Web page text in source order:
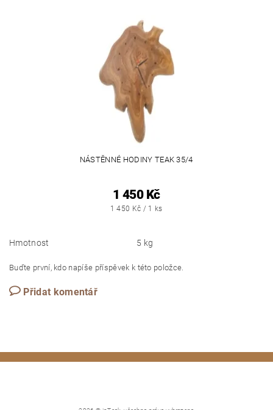
NÁSTĚNNÉ HODINY TEAK 35/4
1 450 Kč
1 450 Kč / 1 ks
Hmotnost 5 kg
Buďte první, kdo napíše příspěvek k této položce.
Přidat komentář